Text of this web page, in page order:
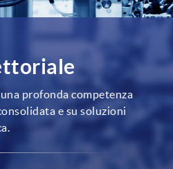
profonda competenza
e su soluzioni